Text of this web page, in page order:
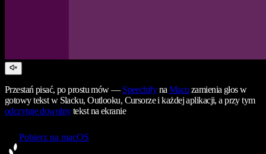
Przestań pisać, po prostu mów — Speechifyna Macu zamienia głos w
gotowy tekst w Slacku, Outlooku, Cursorze i każdej aplikacji, a przy tym
odczytuje dowolnytekst na ekranie
Pobierz na macOS